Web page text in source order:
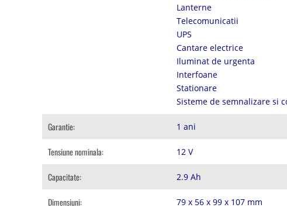
Lanterne
Telecomunicatii
UPS
Cantare electrice
Iluminat de urgenta
Interfoane
Stationare
Sisteme de semnalizare si
Garantie: 1 ani
Tensiune nominala: 12 V
Capacitate: 2.9 Ah
Dimensiuni: 79 x 56 x 99 x 107 mm